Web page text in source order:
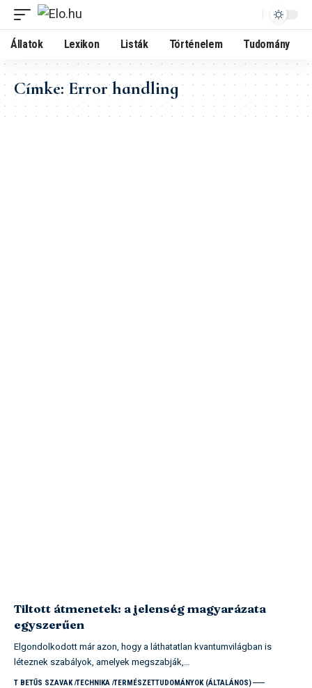
Állatok Lexikon Listák Történelem Tudomány
Címke:Error handling
Tiltott átmenetek: a jelenség magyarázata
egyszerűen
Elgondolkodott már azon, hogy a láthatatlan kvantumvilágban is
léteznek szabályok, amelyek megszabják,…
T BETŰS SZAVAK TECHNIKA TERMÉSZETTUDOMÁNYOK (ÁLTALÁNOS)